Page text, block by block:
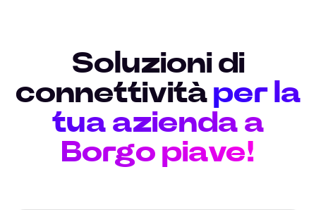
Soluzioni di
connettività per la
tua azienda a
Borgo piave!